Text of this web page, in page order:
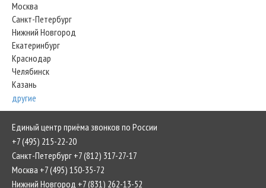
Москва
Санкт-Петербург
Нижний Новгород
Екатеринбург
Краснодар
Челябинск
Казань
другие
Единый центр приёма звонков по России
+7 (495) 215-22-20
Санкт-Петербург +7 (812) 317-27-17
Москва +7 (495) 150-35-72
Нижний Новгород +7 (831) 262-13-52